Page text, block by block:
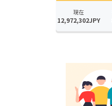
現在
12,972,302JPY